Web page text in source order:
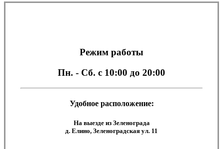
Режим работы
Пн. - Сб. с 10:00 до 20:00
Удобное расположение:
На выезде из Зеленограда
д. Елино, Зеленоградская ул. 11